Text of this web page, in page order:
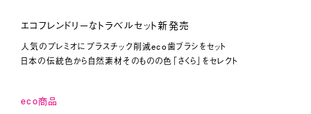
エコフレンドリーなトラベルセット新発売
人気のプレミオにプラスチック削減eco歯ブラシをセット
日本の伝統色から自然素材そのものの色「さくら」をセレクト
eco商品